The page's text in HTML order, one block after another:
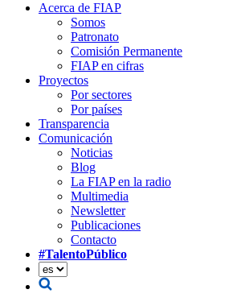
Acerca de FIAP
Somos
Patronato
Comisión Permanente
FIAP en cifras
Proyectos
Por sectores
Por países
Transparencia
Comunicación
Noticias
Blog
La FIAP en la radio
Multimedia
Newsletter
Publicaciones
Contacto
#TalentoPúblico